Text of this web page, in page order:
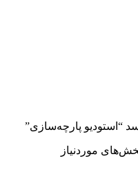
“استودیو پارچه‌سازی”
موردنیاز